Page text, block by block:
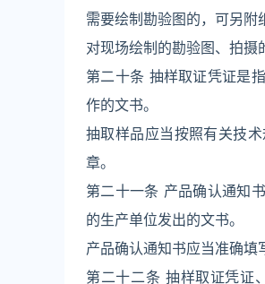
需要绘制勘验图的，可另附
对现场绘制的勘验图、拍摄
第二十条 抽样取证凭证是
作的文书。
抽取样品应当按照有关技
章。
第二十一条 产品确认通知
的生产单位发出的文书。
产品确认通知书应当准确填
第二十二条 抽样取证凭证